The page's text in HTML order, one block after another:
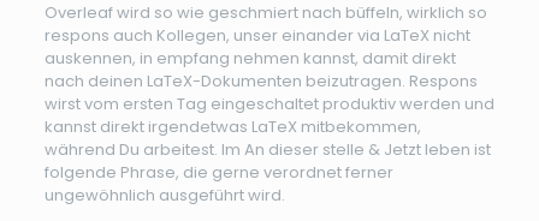
Overleaf wird so wie geschmiert nach büffeln, wirklich so
respons auch Kollegen, unser einander via LaTeX nicht
auskennen, in empfang nehmen kannst, damit direkt
nach deinen LaTeX-Dokumenten beizutragen. Respons
wirst vom ersten Tag eingeschaltet produktiv werden und
kannst direkt irgendetwas LaTeX mitbekommen,
während Du arbeitest. Im An dieser stelle & Jetzt leben ist
folgende Phrase, die gerne verordnet ferner
ungewöhnlich ausgeführt wird.